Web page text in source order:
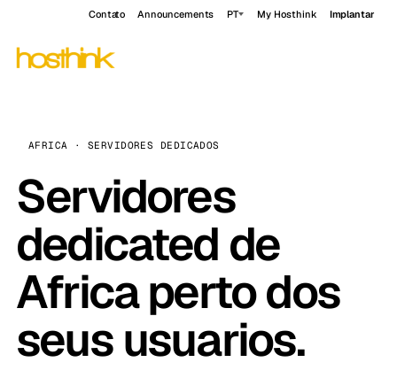
Contato Announcements PT My Hosthink Implantar
AFRICA · SERVIDORES DEDICADOS
Servidores
dedicated de
Africa perto dos
seus usuarios.